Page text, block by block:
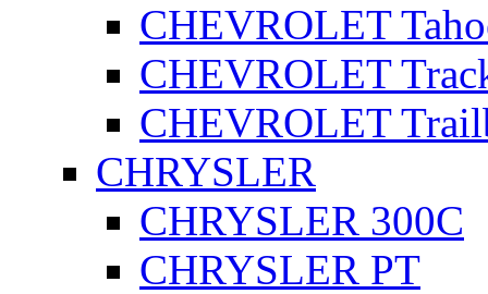
CHEVROLET
CHEVROLET
CHEVROLET
CHRYSLER
CHRYSLER 300C
CHRYSLER PT